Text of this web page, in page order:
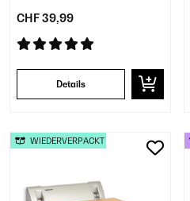
CHF 39,99
Details
WIEDERVERPACKT